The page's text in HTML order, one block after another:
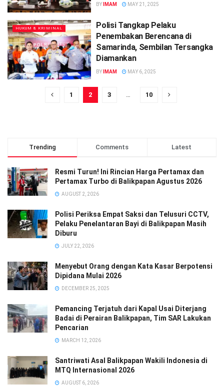
BY IMAM MAY 21, 2025
HUKUM & KRIMINAL
Polisi Tangkap Pelaku
Penembakan Berencana di
Samarinda, Sembilan Tersangka
Diamankan
BY IMAM MAY 6, 2025
1 2 3 … 10
Trending Comments Latest
Resmi Turun! Ini Rincian Harga Pertamax dan
Pertamax Turbo di Balikpapan Agustus 2026
AUGUST 2, 2026
Polisi Periksa Empat Saksi dan Telusuri CCTV,
Pelaku Penelantaran Bayi di Balikpapan Masih
Diburu
JULY 22, 2026
Menyebut Orang dengan Kata Kasar Berpotensi
Dipidana Mulai 2026
DECEMBER 25, 2025
Pemancing Terjatuh dari Kapal Usai Diterjang
Badai di Perairan Balikpapan, Tim SAR Lakukan
Pencarian
MARCH 12, 2026
Santriwati Asal Balikpapan Wakili Indonesia di
MTQ Internasional 2026
AUGUST 6, 2026